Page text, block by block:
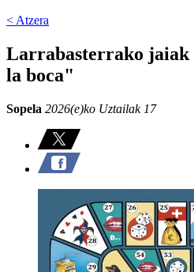
< Atzera
Larrabasterrako jaiak
la boca"
Sopela 2026(e)ko Uztailak 17